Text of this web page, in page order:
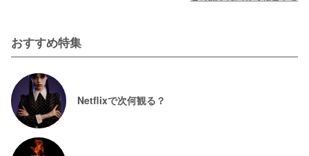
おすすめ特集
Netflixで次何観る？